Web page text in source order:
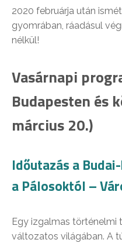
2020 februárja után
gyomrában, ráadásul
nélkül!
Vasárnapi
Budapesten és
március 20.)
Időutazás a
a Pálosoktól –
Egy izgalmas történelmi
változatos világában. A